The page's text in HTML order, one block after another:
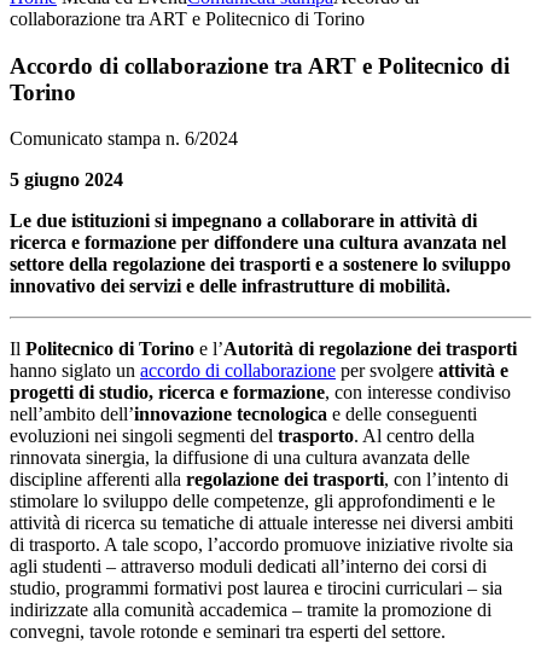
collaborazione tra ART e Politecnico di Torino
Accordo di collaborazione tra ART e Politecnico di
Torino
Comunicato stampa n. 6/2024
5 giugno 2024
Le due istituzioni si impegnano a collaborare in attività di
ricerca e formazione per diffondere una cultura avanzata nel
settore della regolazione dei trasporti e a sostenere lo sviluppo
innovativo dei servizi e delle infrastrutture di mobilità.
Il Politecnico di Torino e l’Autorità di regolazione dei trasporti
hanno siglato un accordo di collaborazione per svolgere attività e
progetti di studio, ricerca e formazione, con interesse condiviso
nell’ambito dell’innovazione tecnologica e delle conseguenti
evoluzioni nei singoli segmenti del trasporto. Al centro della
rinnovata sinergia, la diffusione di una cultura avanzata delle
discipline afferenti alla regolazione dei trasporti, con l’intento di
stimolare lo sviluppo delle competenze, gli approfondimenti e le
attività di ricerca su tematiche di attuale interesse nei diversi ambiti
di trasporto. A tale scopo, l’accordo promuove iniziative rivolte sia
agli studenti – attraverso moduli dedicati all’interno dei corsi di
studio, programmi formativi post laurea e tirocini curriculari – sia
indirizzate alla comunità accademica – tramite la promozione di
convegni, tavole rotonde e seminari tra esperti del settore.